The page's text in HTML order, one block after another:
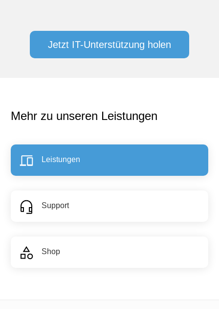
Jetzt IT-Unterstützung holen
Mehr zu unseren Leistungen
Leistungen
Support
Shop